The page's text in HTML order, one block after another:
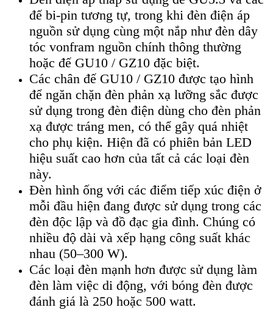
đế bi-pin tương tự, trong khi đèn điện áp
nguồn sử dụng cùng một nắp như đèn dây
tóc vonfram nguồn chính thông thường
hoặc đế GU10 / GZ10 đặc biệt.
Các chân đế GU10 / GZ10 được tạo hình
để ngăn chặn đèn phản xạ lưỡng sắc được
sử dụng trong đèn điện dùng cho đèn phản
xạ được tráng men, có thể gây quá nhiệt
cho phụ kiện. Hiện đã có phiên bản LED
hiệu suất cao hơn của tất cả các loại đèn
này.
Đèn hình ống với các điểm tiếp xúc điện ở
mỗi đầu hiện đang được sử dụng trong các
đèn độc lập và đồ đạc gia đình. Chúng có
nhiều độ dài và xếp hạng công suất khác
nhau (50–300 W).
Các loại đèn mạnh hơn được sử dụng làm
đèn làm việc di động, với bóng đèn được
đánh giá là 250 hoặc 500 watt.